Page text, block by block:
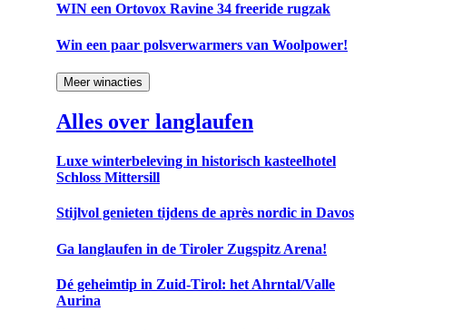
WIN een Ortovox Ravine 34 freeride rugzak
Win een paar polsverwarmers van Woolpower!
Meer winacties
Alles over langlaufen
Luxe winterbeleving in historisch kasteelhotel
Schloss Mittersill
Stijlvol genieten tijdens de après nordic in Davos
Ga langlaufen in de Tiroler Zugspitz Arena!
Dé geheimtip in Zuid-Tirol: het Ahrntal/Valle
Aurina